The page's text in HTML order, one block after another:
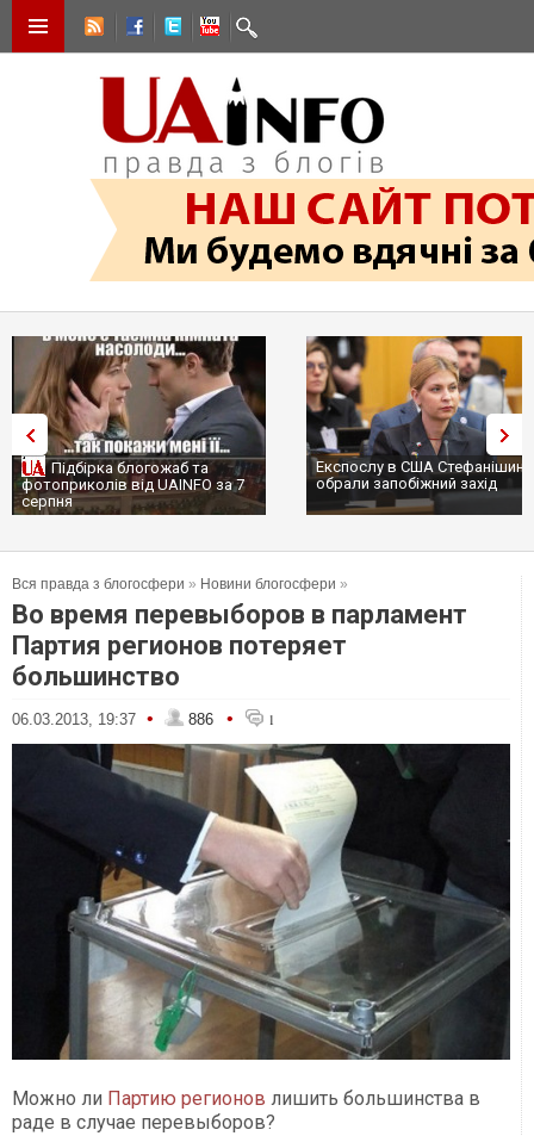
Підбірка блогожаб та
фотоприколів від UAINFO за 7
серпня
Експослу в США
обрали запобіжний захід
Вся правда з блогосфери » Новини блогосфери »
Во время перевыборов в парламент
Партия регионов потеряет
большинство
06.03.2013, 19:37 • 886 • 1
Можно ли Партию регионов лишить большинства в
раде в случае перевыборов?